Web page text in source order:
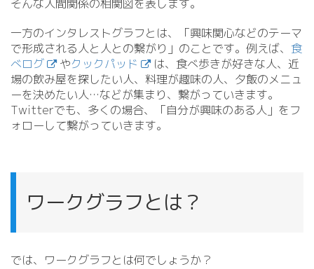
そんな人間関係の相関図を表します。
一方のインタレストグラフとは、「興味関心などのテーマ
で形成される人と人との繋がり」のことです。例えば、 食
べログ
やクックパッド
は、食べ歩きが好きな人、近
場の飲み屋を探したい人、料理が趣味の人、夕飯のメニュ
ーを決めたい人…などが集まり、繋がっていきます。
Twitterでも、多くの場合、「自分が興味のある人」をフ
ォローして繋がっていきます。
ワークグラフとは？
では、ワークグラフとは何でしょうか？